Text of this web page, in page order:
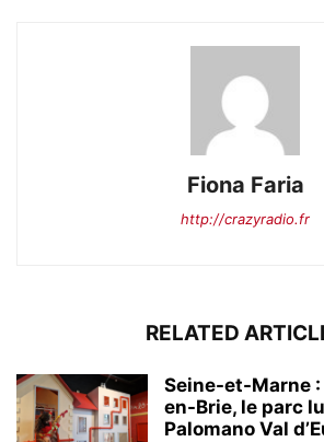
Fiona Faria
http://crazyradio.fr
RELATED
Seine-et-Marne
en-Brie, le parc
Palomano Val